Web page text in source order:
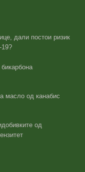
дали постои ризик
масло од канабис
од